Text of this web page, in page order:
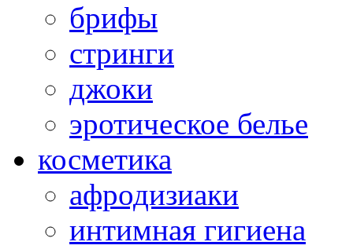
брифы
стринги
джоки
эротическое белье
косметика
афродизиаки
интимная гигиена